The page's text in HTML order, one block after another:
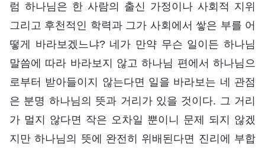
럼 하나님은 한 사람의 출신 가정이나 사회적 지위
그리고 후천적인 학력과 그가 사회에서 쌓은 부를 어
떻게 바라보겠느냐? 네가 만약 무슨 일이든 하나님
말씀에 따라 바라보지 않고 하나님 편에서 하나님으
로부터 받아들이지 않는다면 일을 바라보는 네 관점
은 분명 하나님의 뜻과 거리가 있을 것이다. 그 거리
가 멀지 않다면 작은 오차일 뿐이니 문제 되지 않겠
지만 하나님의 뜻에 완전히 위배된다면 진리에 부합